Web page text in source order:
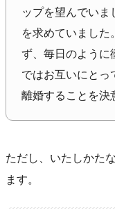
ップを望んでいま
を求めていました
ず、毎日のように
ではお互いにとっ
離婚することを決
ただし、いたしかた
ます。